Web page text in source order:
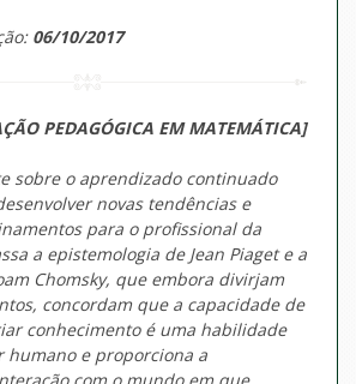
06/10/2017
PEDAGÓGICA EM MATEMÁTICA]
sobre o aprendizado continuado
novas tendências e
para o profissional da
a epistemologia de Jean Piaget e a
Chomsky, que embora divirjam
concordam que a capacidade de
conhecimento é uma habilidade
humano e proporciona a